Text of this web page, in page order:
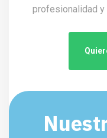
profesionalidad y